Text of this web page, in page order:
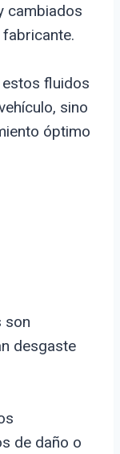
cambiados
estos fluidos
sino
óptimo
son
desgaste
de daño o